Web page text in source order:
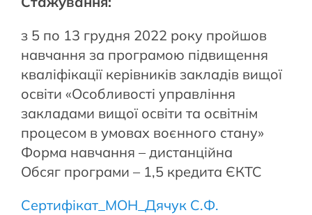
з 5 по 13 грудня 2022 року пройшов
навчання за програмою підвищення
кваліфікації керівників закладів вищої
освіти «Особливості управління
закладами вищої освіти та освітнім
процесом в умовах воєнного стану»
Форма навчання – дистанційна
Обсяг програми – 1,5 кредита ЄКТС
Сертифікат_МОН_Дячук С.Ф.